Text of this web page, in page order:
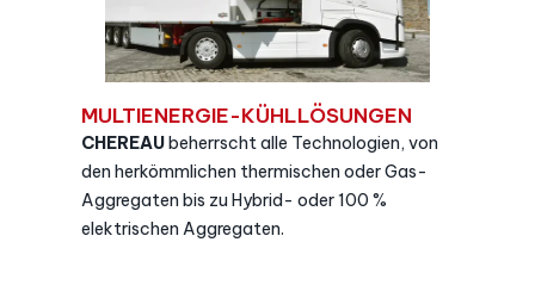
MULTIENERGIE-KÜHLLÖSUNGEN
CHEREAUbeherrscht alle Technologien, von
den herkömmlichen thermischen oder Gas-
Aggregaten bis zu Hybrid- oder 100 %
elektrischen Aggregaten.